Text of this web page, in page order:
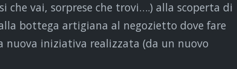
che vai, sorprese che trovi….) alla scoperta di
bottega artigiana al negozietto dove fare
nuova iniziativa realizzata (da un nuovo